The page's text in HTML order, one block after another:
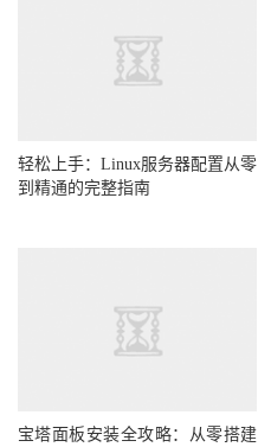
轻松上手：Linux服务器配置从零
到精通的完整指南
宝塔面板安装全攻略：从零搭建